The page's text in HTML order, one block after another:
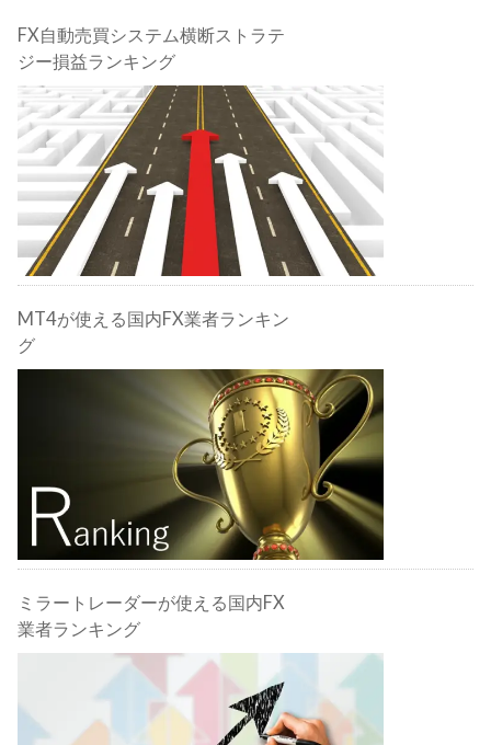
FX自動売買システム横断ストラテ
ジー損益ランキング
MT4が使える国内FX業者ランキン
グ
ミラートレーダーが使える国内FX
業者ランキング